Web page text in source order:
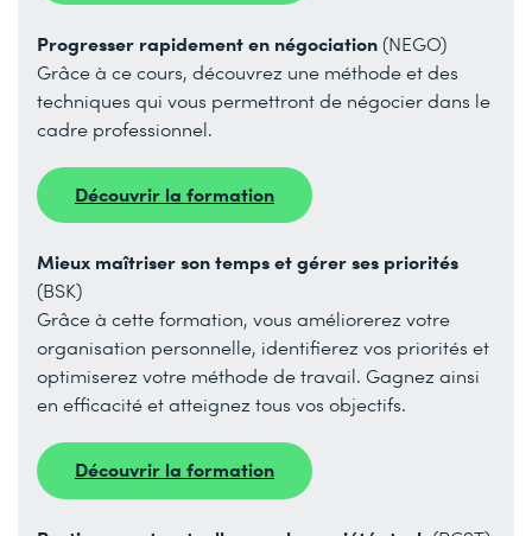
Progresser rapidement en négociation(NEGO)
Grâce à ce cours, découvrez une méthode et des
techniques qui vous permettront de négocier dans le
cadre professionnel.
Découvrir la formation
Mieux maîtriser son temps et gérer ses priorités
(BSK)
Grâce à cette formation, vous améliorerez votre
organisation personnelle, identifierez vos priorités et
optimiserez votre méthode de travail. Gagnez ainsi
en efficacité et atteignez tous vos objectifs.
Découvrir la formation